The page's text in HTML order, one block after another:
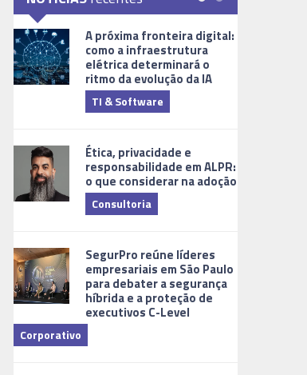
A próxima fronteira digital:
como a infraestrutura
elétrica determinará o
ritmo da evolução da IA
TI & Software
Ética, privacidade e
responsabilidade em ALPR:
o que considerar na adoção
Consultoria
SegurPro reúne líderes
empresariais em São Paulo
para debater a segurança
híbrida e a proteção de
executivos C-Level
Corporativo